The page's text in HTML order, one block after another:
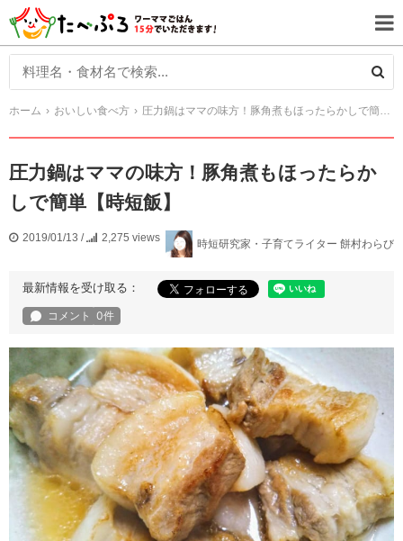
ホーム おいしい食べ方 圧力鍋はママの味方！豚角煮もほったらかしで簡単【時短飯】
圧力鍋はママの味方！豚角煮もほったらか
しで簡単【時短飯】
2019/01/13 / 2,275 views 時短研究家・子育てライター 餅村わらび
最新情報を受け取る：